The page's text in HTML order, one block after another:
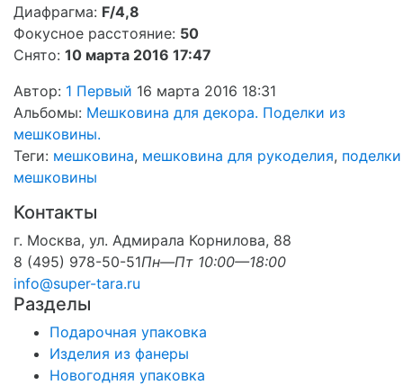
Диафрагма: F/4,8
Фокусное расстояние: 50
Снято: 10 марта 2016 17:47
Автор: 1 Первый 16 марта 2016 18:31
Альбомы: Мешковина для декора. Поделки из
мешковины.
Теги: мешковина, мешковина для рукоделия,
мешковины
Контакты
г. Москва, ул. Адмирала Корнилова, 88
8 (495) 978-50-51Пн—Пт 10:00—18:00
info@super-tara.ru
Разделы
Подарочная упаковка
Изделия из фанеры
Новогодняя упаковка